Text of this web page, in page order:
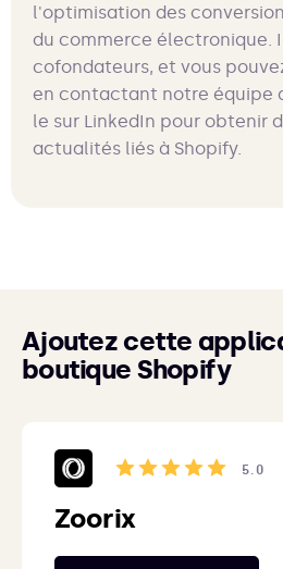
l'optimisation des
du commerce électronique.
cofondateurs, et vous
en contactant notre équipe
le sur LinkedIn pour obtenir
actualités liés à Shopify.
Ajoutez cette
boutique Shopify
5.0
Zoorix